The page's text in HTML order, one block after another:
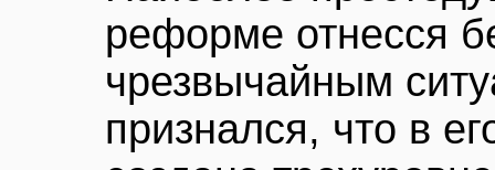
реформе отнесся
чрезвычайным
признался, что в